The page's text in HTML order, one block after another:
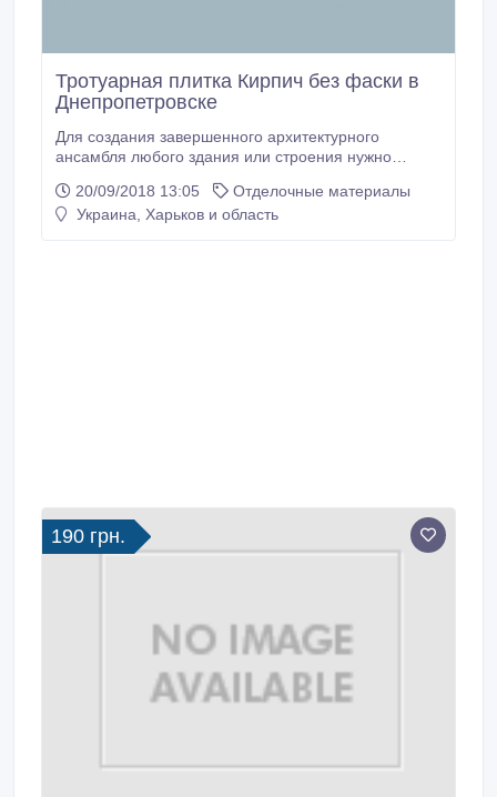
Тротуарная плитка Кирпич без фаски в
Днепропетровске
Для создания завершенного архитектурного
ансамбля любого здания или строения нужно
территорию: тротуары и площадки, клумбы и т.д. От
эффективности их расположения зависит главное
20/09/2018 13:05
Отделочные материалы
Украина, Харьков и область
190 грн.